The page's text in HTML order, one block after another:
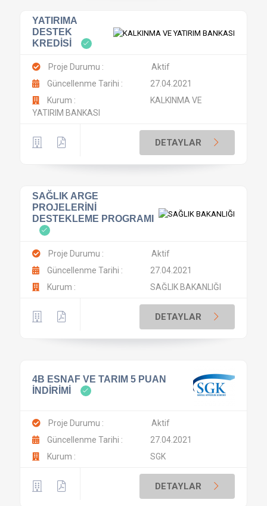
YATIRIMA
DESTEK
KREDİSİ
Proje Durumu :
Aktif
Güncellenme Tarihi :
27.04.2021
Kurum :
KALKINMA VE
YATIRIM BANKASI
DETAYLAR
SAĞLIK ARGE
PROJELERİNİ
DESTEKLEME PROGRAMI
Proje Durumu :
Aktif
Güncellenme Tarihi :
27.04.2021
Kurum :
SAĞLIK BAKANLIĞI
DETAYLAR
4B ESNAF VE TARIM 5 PUAN
İNDİRİMİ
Proje Durumu :
Aktif
Güncellenme Tarihi :
27.04.2021
Kurum :
SGK
DETAYLAR